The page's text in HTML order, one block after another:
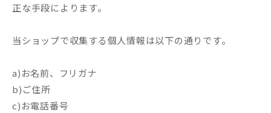
正な手段によります。
当ショップで収集する個人情報は以下の通りです。
a)お名前、フリガナ
b)ご住所
c)お電話番号